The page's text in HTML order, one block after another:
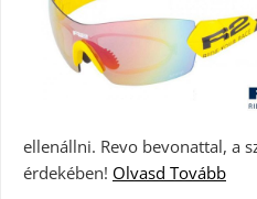
ellenállni. Revo bevonattal, a
érdekében! Olvasd Tovább